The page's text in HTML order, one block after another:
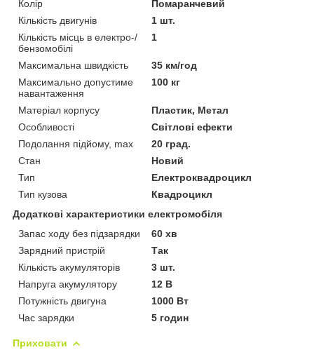
Колір
Помаранчевий
Кількість двигунів
1 шт.
Кількість місць в електро-/
бензомобілі
1
Максимальна швидкість
35 км/год
Максимально допустиме
навантаження
100 кг
Матеріал корпусу
Пластик, Метал
Особливості
Світлові ефекти
Подолання підйому, max
20 град.
Стан
Новий
Тип
Електроквадроцикл
Тип кузова
Квадроцикл
Додаткові характеристики електромобіля
Запас ходу без підзарядки
60 хв
Зарядний пристрій
Так
Кількість акумуляторів
3 шт.
Напруга акумулятору
12 В
Потужність двигуна
1000 Вт
Час зарядки
5 годин
Приховати